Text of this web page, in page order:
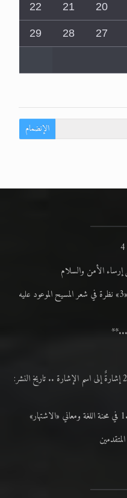
20
21
22
27
28
29
الإنضمام
الأمن والسلام
رأيٌ في لغة المسيح الموعود عليه السلام ..«3» نظرة في شعر المسيح الموعود عليه
...**
رأي في لغة المسيح الموعود عليه السلام.. 2 إشارةٌ إلى اسم الإشارة .. تاريخ النشر: